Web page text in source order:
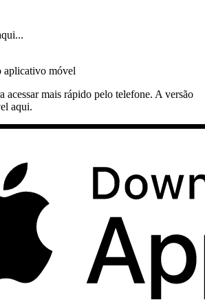
aplicativo móvel
acessar mais rápido pelo telefone. A versão
aqui.